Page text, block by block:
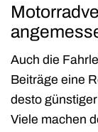
Auch die
Beiträge eine
desto
Viele machen